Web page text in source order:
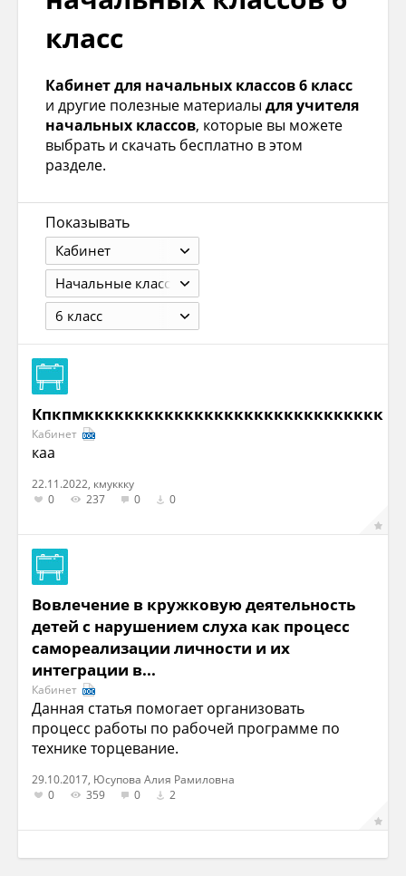
класс
Кабинет для начальных классов 6 класс
и другие полезные материалы для учителя
начальных классов, которые вы можете
выбрать и скачать бесплатно в этом
разделе.
Показывать
Кабинет
Начальные классы
6 класс
Кпкпмкккккккккккккккккккккккккккккк
Кабинет
каа
22.11.2022, кмуккку
0
237 0 0
Вовлечение в кружковую деятельность
детей с нарушением слуха как процесс
самореализации личности и их
интеграции в...
Кабинет
Данная статья помогает организовать
процесс работы по рабочей программе по
технике торцевание.
29.10.2017, Юсупова Алия Рамиловна
0
359 0 2